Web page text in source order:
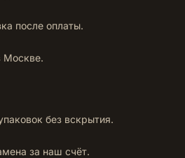
после оплаты.
Москве.
без вскрытия.
за наш счёт.